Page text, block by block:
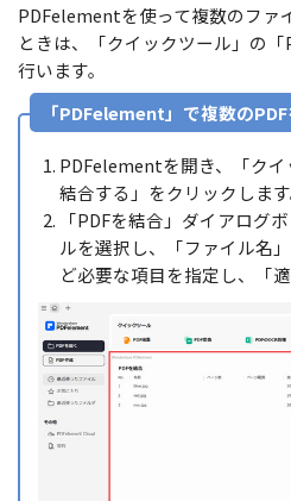
PDFelementを使って複数のファ
ときは、「クイックツール」の
行います。
「PDFelement」で複数の
PDFelementを開き、「ク
結合する」をクリックします
「PDFを結合」ダイアログ
ルを選択し、「ファイル名
ど必要な項目を指定し、「